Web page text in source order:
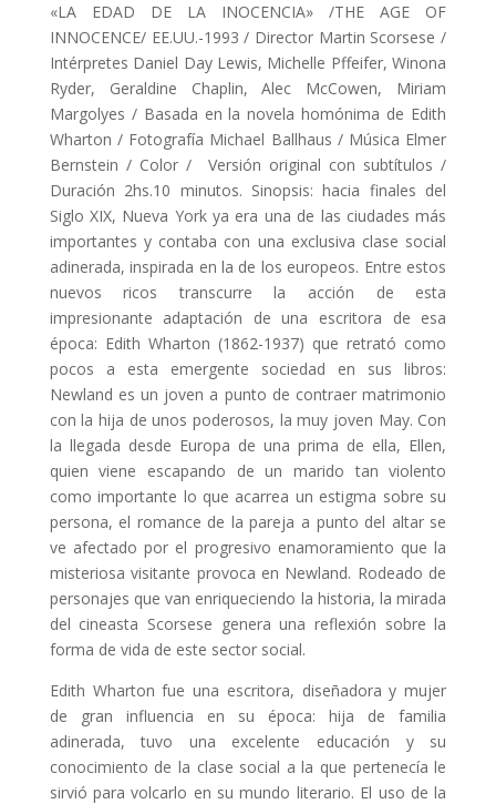
«LA EDAD DE LA INOCENCIA» /THE AGE OF
INNOCENCE/ EE.UU.-1993 / Director Martin Scorsese /
Intérpretes Daniel Day Lewis, Michelle Pffeifer, Winona
Ryder, Geraldine Chaplin, Alec McCowen, Miriam
Margolyes / Basada en la novela homónima de Edith
Wharton / Fotografía Michael Ballhaus / Música Elmer
Bernstein / Color / Versión original con subtítulos /
Duración 2hs.10 minutos. Sinopsis: hacia finales del
Siglo XIX, Nueva York ya era una de las ciudades más
importantes y contaba con una exclusiva clase social
adinerada, inspirada en la de los europeos. Entre estos
nuevos ricos transcurre la acción de esta
impresionante adaptación de una escritora de esa
época: Edith Wharton (1862-1937) que retrató como
pocos a esta emergente sociedad en sus libros:
Newland es un joven a punto de contraer matrimonio
con la hija de unos poderosos, la muy joven May. Con
la llegada desde Europa de una prima de ella, Ellen,
quien viene escapando de un marido tan violento
como importante lo que acarrea un estigma sobre su
persona, el romance de la pareja a punto del altar se
ve afectado por el progresivo enamoramiento que la
misteriosa visitante provoca en Newland. Rodeado de
personajes que van enriqueciendo la historia, la mirada
del cineasta Scorsese genera una reflexión sobre la
forma de vida de este sector social.
Edith Wharton fue una escritora, diseñadora y mujer
de gran influencia en su época: hija de familia
adinerada, tuvo una excelente educación y su
conocimiento de la clase social a la que pertenecía le
sirvió para volcarlo en su mundo literario. El uso de la